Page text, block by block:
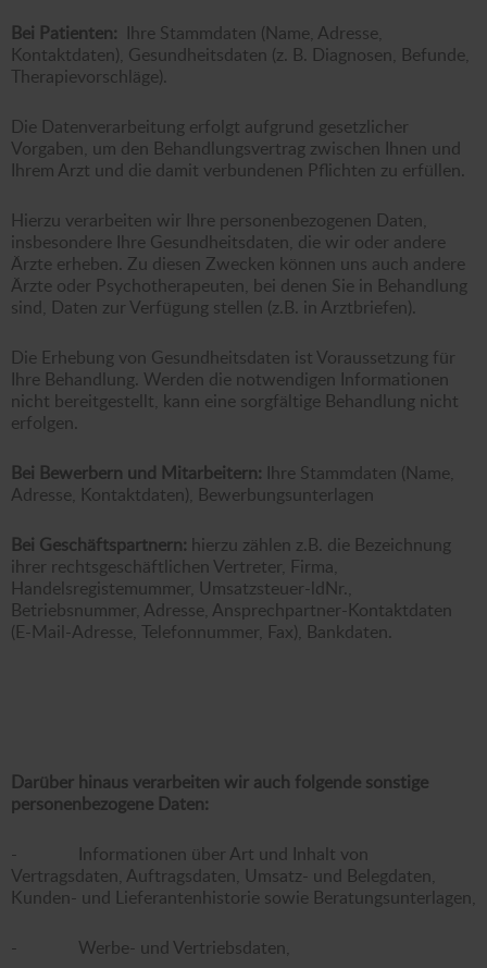
Bei Patienten: Ihre Stammdaten (Name, Adresse,
Kontaktdaten), Gesundheitsdaten (z. B. Diagnosen, Befunde,
Therapievorschläge).
Die Datenverarbeitung erfolgt aufgrund gesetzlicher
Vorgaben, um den Behandlungsvertrag zwischen Ihnen und
Ihrem Arzt und die damit verbundenen Pflichten zu erfüllen.
Hierzu verarbeiten wir Ihre personenbezogenen Daten,
insbesondere Ihre Gesundheitsdaten, die wir oder andere
Ärzte erheben. Zu diesen Zwecken können uns auch andere
Ärzte oder Psychotherapeuten, bei denen Sie in Behandlung
sind, Daten zur Verfügung stellen (z.B. in Arztbriefen).
Die Erhebung von Gesundheitsdaten ist Voraussetzung für
Ihre Behandlung. Werden die notwendigen Informationen
nicht bereitgestellt, kann eine sorgfältige Behandlung nicht
erfolgen.
Bei Bewerbern und Mitarbeitern: Ihre Stammdaten (Name,
Adresse, Kontaktdaten), Bewerbungsunterlagen
Bei Geschäftspartnern: hierzu zählen z.B. die Bezeichnung
ihrer rechtsgeschäftlichen Vertreter, Firma,
Handelsregistemummer, Umsatzsteuer-ldNr.,
Betriebsnummer, Adresse, Ansprechpartner-Kontaktdaten
(E-Mail-Adresse, Telefonnummer, Fax), Bankdaten.
Darüber hinaus verarbeiten wir auch folgende sonstige
personenbezogene Daten:
- Informationen über Art und Inhalt von
Vertragsdaten, Auftragsdaten, Umsatz- und Belegdaten,
Kunden- und Lieferantenhistorie sowie Beratungsunterlagen,
- Werbe- und Vertriebsdaten,